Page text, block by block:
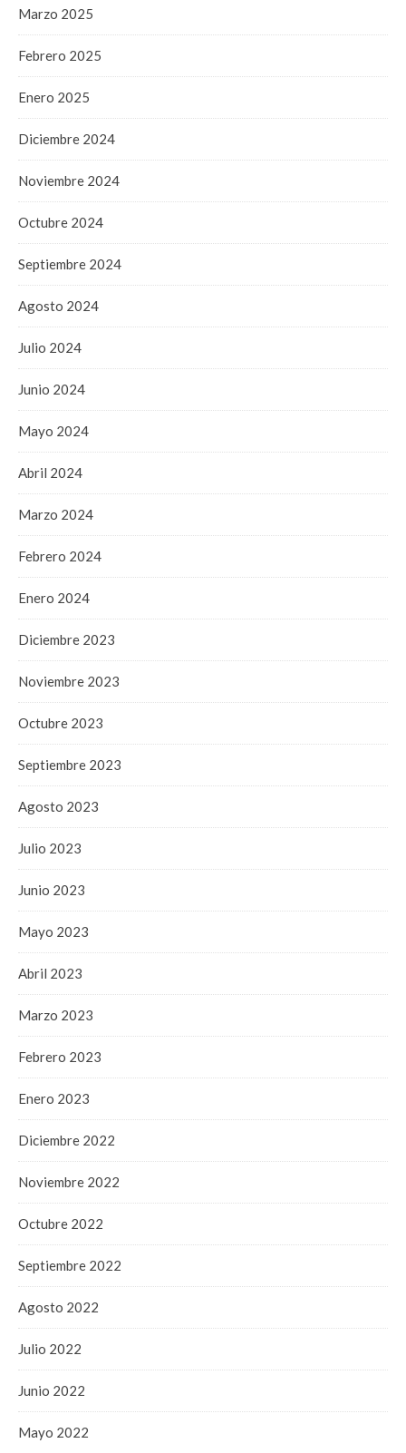
Marzo 2025
Febrero 2025
Enero 2025
Diciembre 2024
Noviembre 2024
Octubre 2024
Septiembre 2024
Agosto 2024
Julio 2024
Junio 2024
Mayo 2024
Abril 2024
Marzo 2024
Febrero 2024
Enero 2024
Diciembre 2023
Noviembre 2023
Octubre 2023
Septiembre 2023
Agosto 2023
Julio 2023
Junio 2023
Mayo 2023
Abril 2023
Marzo 2023
Febrero 2023
Enero 2023
Diciembre 2022
Noviembre 2022
Octubre 2022
Septiembre 2022
Agosto 2022
Julio 2022
Junio 2022
Mayo 2022